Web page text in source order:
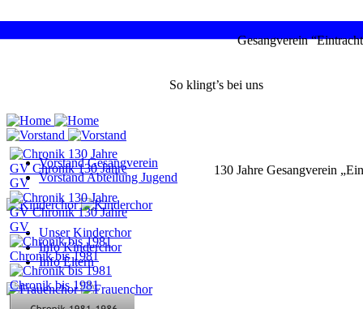
So klingt’s bei uns
130 Jahre Gesangverein
Gesangverein
Vorstand Gesangverein
Vorstand Abteilung Jugend
Unser Kinderchor
Info Kinderchor
Info Eltern